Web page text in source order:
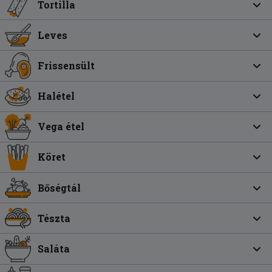
Tortilla
Leves
Frissensült
Halétel
Vega étel
Köret
Bőségtál
Tészta
Saláta